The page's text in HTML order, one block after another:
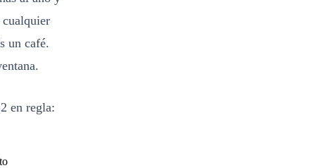
cualquier
un café.
en regla: